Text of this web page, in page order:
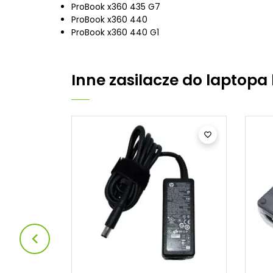
ProBook x360 435 G7
ProBook x360 440
ProBook x360 440 G1
Inne zasilacze do laptopa

